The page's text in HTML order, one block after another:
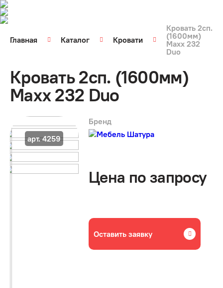
Главная Каталог Кровати
Кровать 2сп.
(1600мм)
Maxx 232
Duo
Кровать 2сп. (1600мм)
Maxx 232 Duo
арт. 4259
Бренд
Цена по запросу
Оставить заявку